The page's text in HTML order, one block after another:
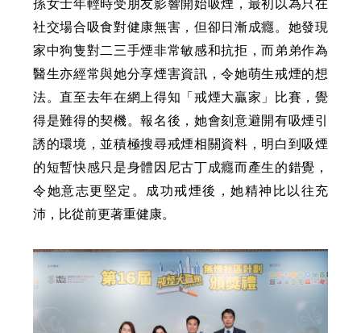
社交場合吸食對健康無害，但卻日漸成癮。她發現
家中狗隻對二三手煙非常敏感和抗拒，而弟弟作為
醫生亦經常與她分享煙害資訊，令她萌生戒煙的想
法。直至去年在網上得知「戒煙大贏家」比賽，覺
得是難得的契機。報名後，她會刻意避開有吸煙引
誘的環境，並積極搜尋戒煙相關資料，明白到吸煙
的短暫快感只是身體因尼古丁成癮而產生的錯覺，
令她意志更堅定。成功戒煙後，她精神比以往充
沛，比從前更著重健康。